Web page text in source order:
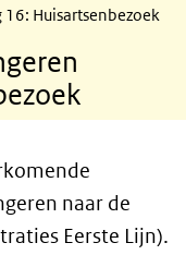
Huisartsenbezoek
naar de
Eerste Lijn).